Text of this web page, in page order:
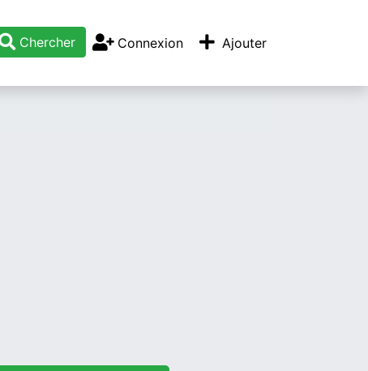
Chercher Connexion Ajouter